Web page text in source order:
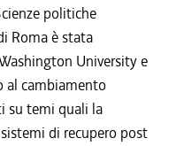
politiche
Roma è stata
University e
al cambiamento
su temi quali la
di recupero post